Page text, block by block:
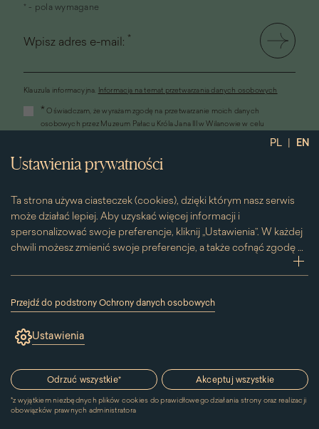
PL | EN
Ustawienia prywatności
Ta strona używa ciasteczek (cookies), dzięki którym nasz serwis
może działać lepiej. Aby uzyskać więcej informacji i
spersonalizować swoje preferencje, kliknij „Ustawienia”. W każdej
chwili możesz zmienić swoje preferencje, a także cofnąć zgodę na
używanie plików cookie. Możesz to zrobić, klikając na podstronę
„Cookies” znajdującą się w stopce.
Przesuwając suwak w prawą stronę aktywujesz zgodę na
konkretne ciasteczko. Przesuwając suwak w lewą stronę
wyłączasz taką zgodę.
Przejdź do podstrony Ochrony danych osobowych
(link
się
oknie)
Ustawienia
Odrzuć wszystkie*
*z wyjątkiem niezbędnych plików cookies do prawidłowego działania strony oraz realizacji
obowiązków prawnych administratora
Akceptuj wszystkie
* - pola wymagane
Wpisz adres e-mail: *
Klauzula informacyjna. Informacja na temat przetwarzania danych osobowych
otworzy
się
oknie)
* Oświadczam, że wyrażam zgodę na przetwarzanie moich danych
osobowych przez Muzeum Pałacu Króla Jana III w Wilanowie w celu
Wilanowie informacji handlowych drogą elektroniczną, w tym z
Kontakt
MUZEUM PAŁACU